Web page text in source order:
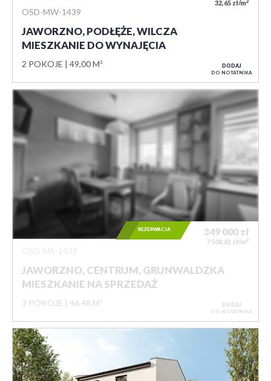
OSD-MW-1439
JAWORZNO, PODŁĘŻE, WILCZA
MIESZKANIE DO WYNAJĘCIA
2 POKOJE 49,00 M²
32,65 zł/m
DODAJ
DO NOTATNIKA
JAWORZNO, CENTRUM, GRUNWALDZKA
MIESZKANIE NA SPRZEDAŻ
3 POKOJE 46,48 M²
349 000 zł
7 508,61 zł/m2
REZERWACJA
DODAJ
DO NOTATNIKA